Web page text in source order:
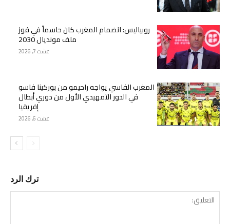
روبياليس: انضمام المغرب كان حاسماً في فوز
ملف مونديال 2030
غشت 7, 2026
المغرب الفاسي يواجه راحيمو من بوركينا فاسو
في الدور التمهيدي الأول من دوري أبطال
إفريقيا
غشت 6, 2026
ترك الرد